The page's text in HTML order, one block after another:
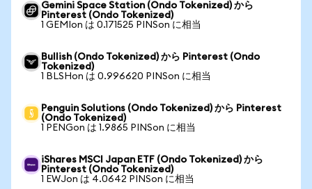
Gemini Space Station (Ondo Tokenized) から
Pinterest (Ondo Tokenized)
1 GEMIon は 0.171525 PINSon に相当
Bullish (Ondo Tokenized) から Pinterest (Ondo
Tokenized)
1 BLSHon は 0.996620 PINSon に相当
Penguin Solutions (Ondo Tokenized) から Pinterest
(Ondo Tokenized)
1 PENGon は 1.9865 PINSon に相当
iShares MSCI Japan ETF (Ondo Tokenized) から
Pinterest (Ondo Tokenized)
1 EWJon は 4.0642 PINSon に相当